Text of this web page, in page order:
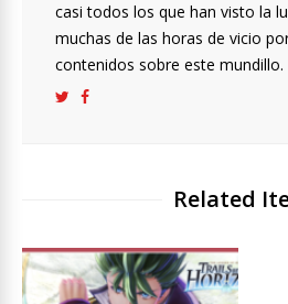
casi todos los que han visto la
muchas de las horas de vicio
contenidos sobre este mundillo.
Related